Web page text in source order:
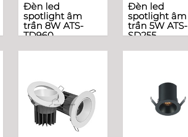
Đèn led
spotlight âm
trần 8W ATS-
TD960
Đèn led
spotlight âm
trần 5W ATS-
SD255